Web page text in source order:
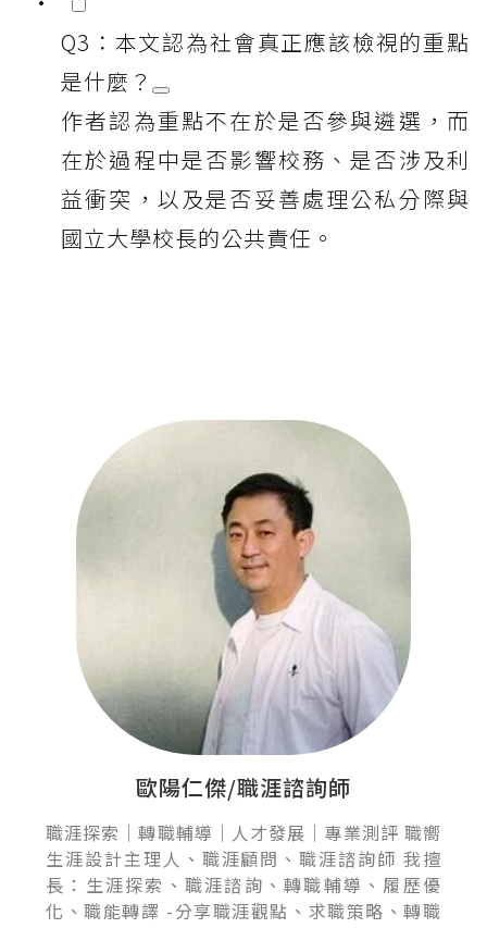
Q3：本文認為社會真正應該檢視的重點
是什麼？
作者認為重點不在於是否參與遴選，而
在於過程中是否影響校務、是否涉及利
益衝突，以及是否妥善處理公私分際與
國立大學校長的公共責任。
歐陽仁傑/職涯諮詢師
職涯探索｜轉職輔導｜人才發展｜專業測評 職嚮
生涯設計主理人、職涯顧問、職涯諮詢師 我擅
長：生涯探索、職涯諮詢、轉職輔導、履歷優
化、職能轉譯 -分享職涯觀點、求職策略、轉職